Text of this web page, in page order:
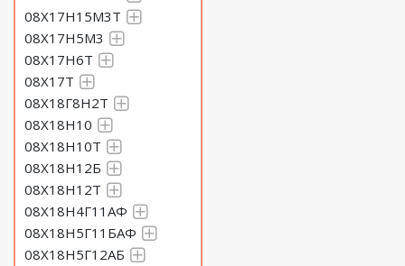
08Х17Н15М3Т
08Х17Н5М3
08Х17Н6Т
08Х17Т
08Х18Г8Н2Т
08Х18Н10
08Х18Н10Т
08Х18Н12Б
08Х18Н12Т
08Х18Н4Г11АФ
08Х18Н5Г11БАФ
08Х18Н5Г12АБ